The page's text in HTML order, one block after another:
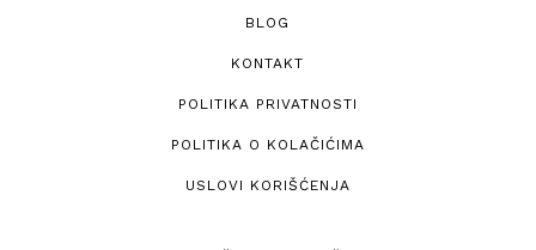
BLOG
KONTAKT
POLITIKA PRIVATNOSTI
POLITIKA O KOLAČIĆIMA
USLOVI KORIŠĆENJA